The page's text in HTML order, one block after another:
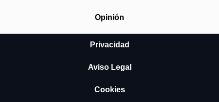
Opinión
Privacidad
Aviso Legal
Cookies